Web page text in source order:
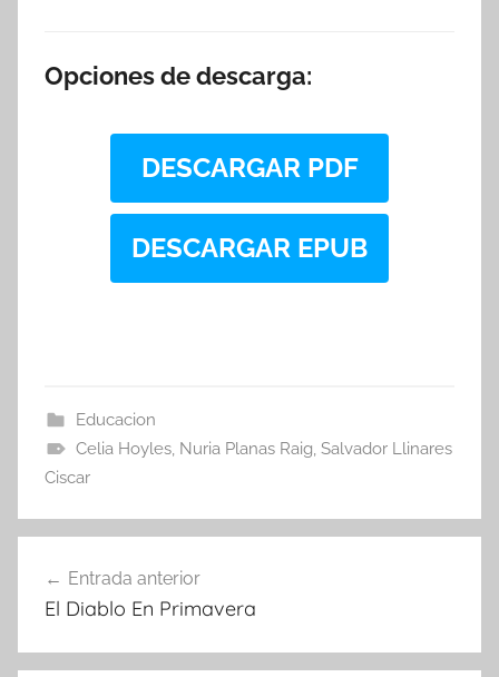
Opciones de descarga:
DESCARGAR PDF
DESCARGAR EPUB
Educacion
Celia Hoyles, Nuria Planas Raig Salvador Llinares
Ciscar
de
Entrada anterior
El Diablo En Primavera